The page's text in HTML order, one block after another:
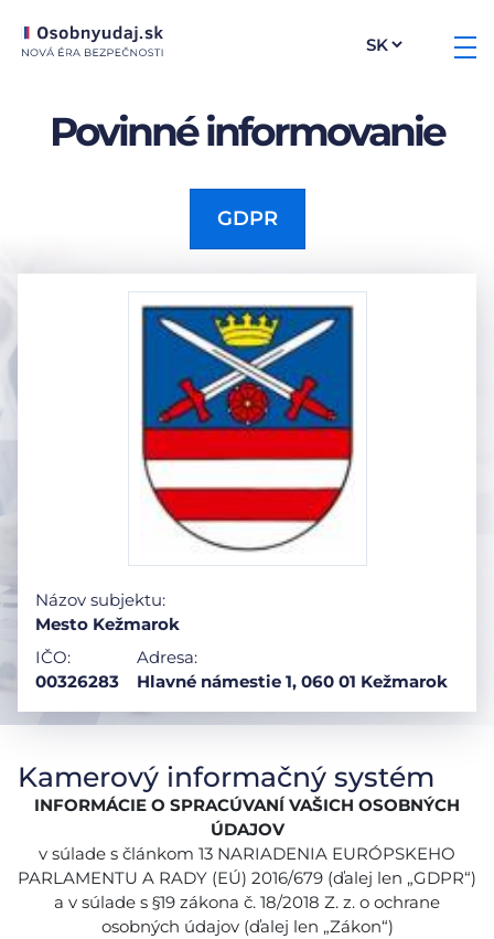
Povinné informovanie
GDPR
Názov subjektu:
Mesto Kežmarok
IČO:
00326283
Adresa:
Hlavné námestie 1, 060 01 Kežmarok
Kamerový informačný systém
INFORMÁCIE O SPRACÚVANÍ VAŠICH OSOBNÝCH
ÚDAJOV
v súlade s článkom 13 NARIADENIA EURÓPSKEHO
PARLAMENTU A RADY (EÚ) 2016/679 (ďalej len „GDPR“)
a v súlade s §19 zákona č. 18/2018 Z. z. o ochrane
osobných údajov (ďalej len „Zákon“)